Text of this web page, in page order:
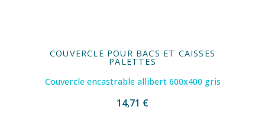
COUVERCLE POUR BACS ET CAISSES
PALETTES
Couvercle encastrable allibert 600x400 gris
14,71 €